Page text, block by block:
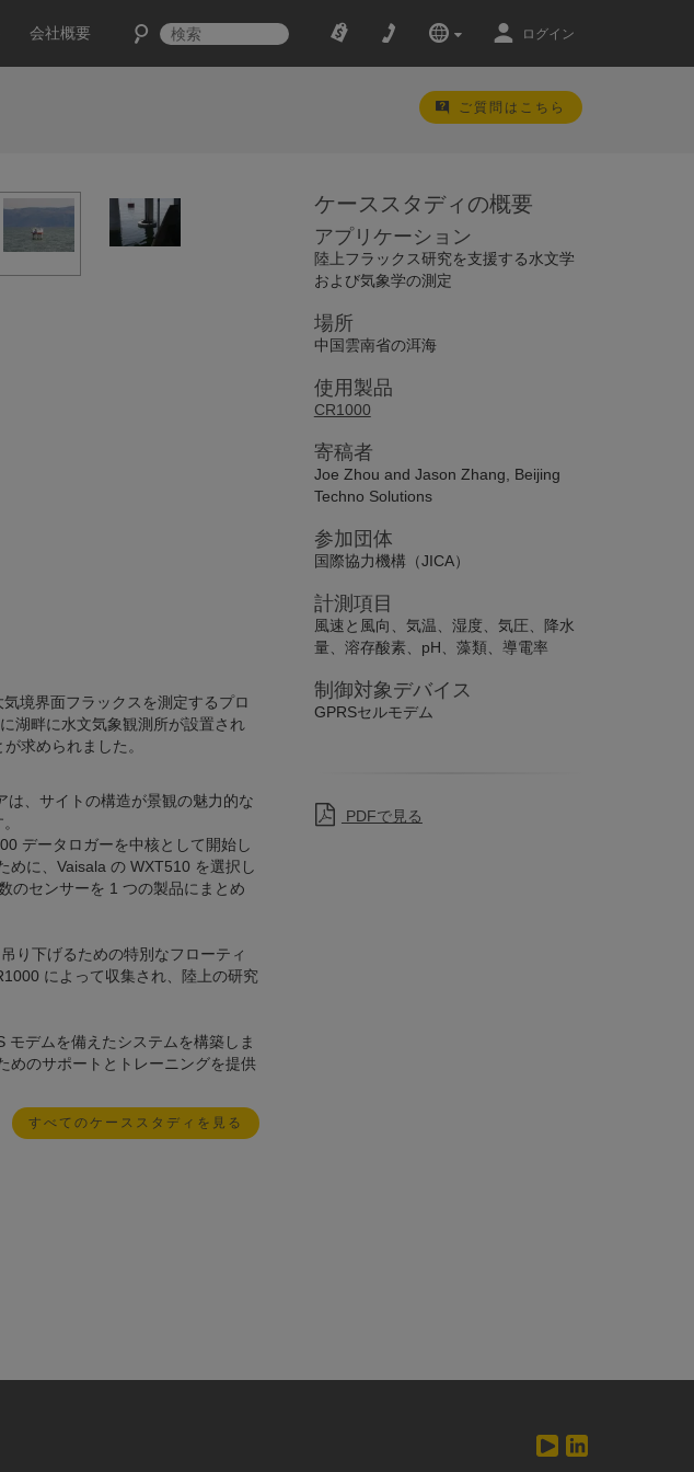
会社概要 ログイン
ご質問はこちら
境界面フラックスを測定するプロ
湖畔に水文気象観測所が設置され
求められました。
、サイトの構造が景観の魅力的な
データロガーを中核として開始し
めに、Vaisala の WXT510 を選択し
のセンサーを 1 つの製品にまとめ
り下げるための特別なフローティ
によって収集され、陸上の研究
デムを備えたシステムを構築しま
めのサポートとトレーニングを提供
すべてのケーススタディを見る
ケーススタディの概要
アプリケーション
陸上フラックス研究を支援する水文学
および気象学の測定
場所
中国雲南省の洱海
使用製品
CR1000
寄稿者
Joe Zhou and Jason Zhang, Beijing
Techno Solutions
参加団体
国際協力機構（JICA）
計測項目
風速と風向、気温、湿度、気圧、降水
量、溶存酸素、pH、藻類、導電率
制御対象デバイス
GPRSセルモデム
PDFで見る